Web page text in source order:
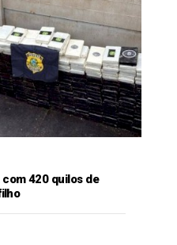
420 quilos de